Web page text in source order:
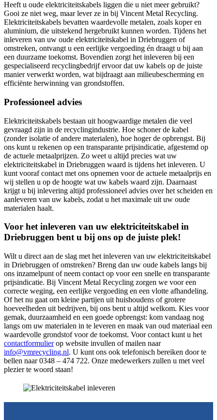
Heeft u oude elektriciteitskabels liggen die u niet meer gebruikt?
Gooi ze niet weg, maar lever ze in bij Vincent Metal Recycling.
Elektriciteitskabels bevatten waardevolle metalen, zoals koper en
aluminium, die uitstekend hergebruikt kunnen worden. Tijdens het
inleveren van uw oude elektriciteitskabel in Driebruggen of
omstreken, ontvangt u een eerlijke vergoeding én draagt u bij aan
een duurzame toekomst. Bovendien zorgt het inleveren bij een
gespecialiseerd recyclingbedrijf ervoor dat uw kabels op de juiste
manier verwerkt worden, wat bijdraagt aan milieubescherming en
efficiënte herwinning van grondstoffen.
Professioneel advies
Elektriciteitskabels bestaan uit hoogwaardige metalen die veel
gevraagd zijn in de recyclingindustrie. Hoe schoner de kabel
(zonder isolatie of andere materialen), hoe hoger de opbrengst. Bij
ons kunt u rekenen op een transparante prijsindicatie, afgestemd op
de actuele metaalprijzen. Zo weet u altijd precies wat uw
elektriciteitskabel in Driebruggen waard is tijdens het inleveren. U
kunt vooraf contact met ons opnemen voor de actuele metaalprijs en
wij stellen u op de hoogte wat uw kabels waard zijn. Daarnaast
krijgt u bij inlevering altijd professioneel advies over het scheiden en
aanleveren van uw kabels, zodat u het maximale uit uw oude
materialen haalt.
Voor het inleveren van uw elektriciteitskabel in
Driebruggen bent u bij ons op de juiste plek!
Wilt u direct aan de slag met het inleveren van uw elektriciteitskabel
in Driebruggen of omstreken? Breng dan uw oude kabels langs bij
ons inzamelpunt of neem contact op voor een snelle en transparante
prijsindicatie. Bij Vincent Metal Recycling zorgen we voor een
correcte weging, een eerlijke vergoeding en een vlotte afhandeling.
Of het nu gaat om kleine partijen uit huishoudens of grotere
hoeveelheden uit bedrijven, bij ons bent u altijd welkom. Kies voor
gemak, duurzaamheid en een goede opbrengst: kom vandaag nog
langs om uw materialen in te leveren en maak van oud materiaal een
waardevolle grondstof voor de toekomst. Voor contact kunt u het
contactformulierop website invullen of mailen naar
info@vmrecycling.nl. U kunt ons ook telefonisch bereiken door te
bellen naar 0348 – 474 722. Onze medewerkers zullen u met veel
plezier te woord staan!